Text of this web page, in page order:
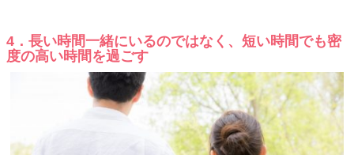
4．長い時間一緒にいるのではなく、短い時間でも密
度の高い時間を過ごす